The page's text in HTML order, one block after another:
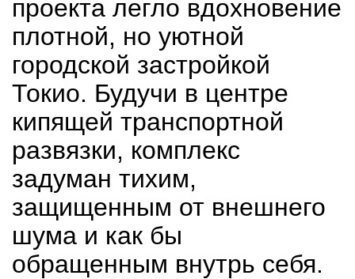
контакты
EN
проекта легло вдохновение
плотной, но уютной
городской застройкой
Токио. Будучи в центре
кипящей транспортной
развязки, комплекс
задуман тихим,
защищенным от внешнего
шума и как бы
обращенным внутрь себя.